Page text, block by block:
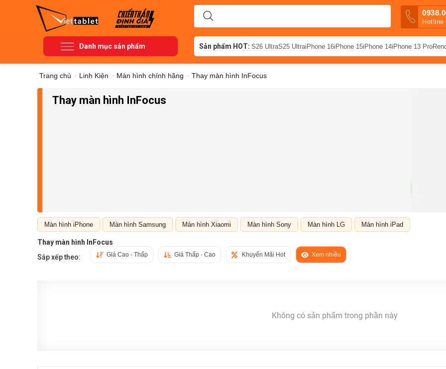
Hotline
Danh mục sản phẩm Sản phẩm HOT: S26 UltraS25 UltraiPhone 16iPhone 15iPhone 14iPhone 13 Pro
Trang chủ - Linh Kiện - Màn hình chính hãng - Thay màn hình InFocus
Thay màn hình InFocus
Màn hình iPhone Màn hình Samsung Màn hình Xiaomi Màn hình Sony Màn hình LG Màn hình iPad
Thay màn hình InFocus
Sắp xếp theo:
Giá Cao - Thấp Giá Thấp - Cao Khuyến Mãi Hot Xem nhiều
Không có sản phẩm trong phần này